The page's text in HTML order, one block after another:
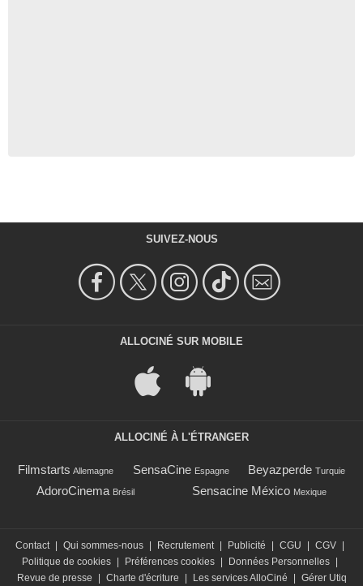
SUIVEZ-NOUS
ALLOCINÉ SUR MOBILE
ALLOCINÉ À L'ÉTRANGER
Filmstarts Allemagne SensaCine Espagne Beyazperde Turquie
AdoroCinema Brésil Sensacine México Mexique
Contact Qui sommes-nous Recrutement Publicité CGU CGV
Politique de cookies
Préférences cookies Données Personnelles
Revue de presse
Charte d'écriture Les services AlloCiné Gérer Utiq